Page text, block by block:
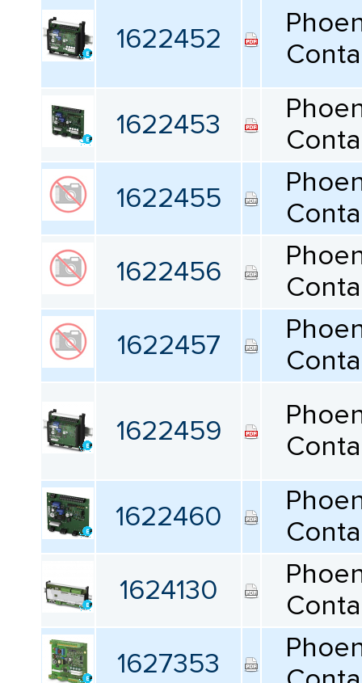
1622452
1622453
1622455
1622456
1622457
1622459
1622460
1624130
1627353